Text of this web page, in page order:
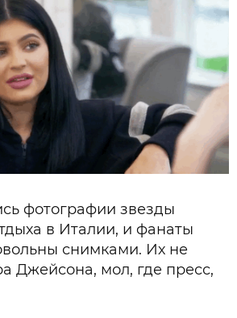
фотографии звезды
в Италии, и фанаты
снимками. Их не
Джейсона, мол, где пресс,